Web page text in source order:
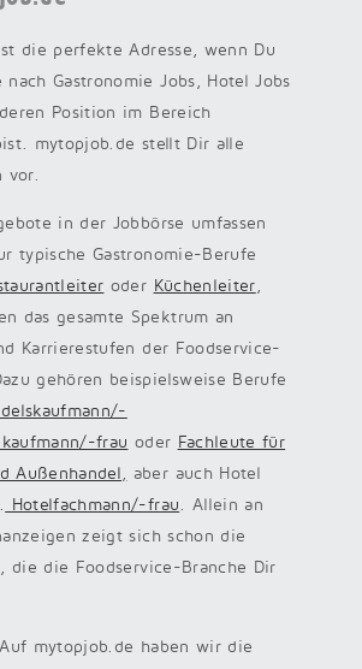
die perfekte Adresse, wenn Du
nach Gastronomie Jobs, Hotel Jobs
Position im Bereich
mytopjob.de stellt Dir alle
vor.
in der Jobbörse umfassen
typische Gastronomie-Berufe
oder Küchenleiter
das gesamte Spektrum an
Karrierestufen der Foodservice-
gehören beispielsweise Berufe
frau oder Fachleute für
Außenhandel
aber auch Hotel
Hotelfachmann/-frau . Allein an
zeigt sich schon die
die die Foodservice-Branche Dir
mytopjob.de haben wir die